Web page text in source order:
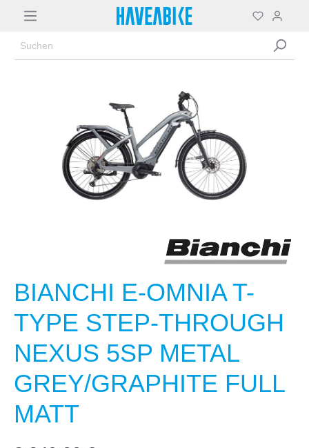
BIANCHI E-OMNIA T-
TYPE STEP-THROUGH
NEXUS 5SP METAL
GREY/GRAPHITE FULL
MATT